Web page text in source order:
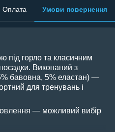
Оплата Умови повернення
під горло та класичним
Виконаний з
бавовна, 5% еластан) —
для тренувань і
— можливий вибір